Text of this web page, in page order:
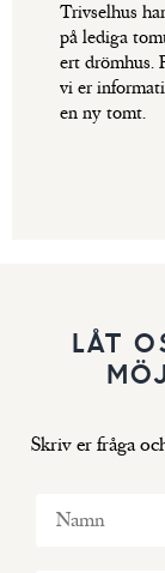
Trivselhus
på lediga
ert drömhus.
vi er
en ny tomt.
LÅT
Skriv er fråga